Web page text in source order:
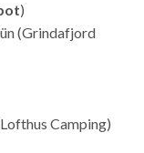
)
(Grindafjord
Camping)